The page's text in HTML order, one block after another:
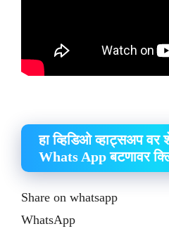
हा व्हिडिओ व्हाट्सअप वर
Whats App बटणावर
Share on whatsapp
WhatsApp